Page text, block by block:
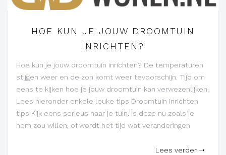
HOE KUN JE JOUW DROOMTUIN
INRICHTEN?
Hoe kun je jouw droomtuin inrichten? De temperaturen
stijgen weer en de zon komt weer tevoorschijn. Tijd om
eens te kijken hoe je jouw droomtuin kan verwezenlijken.
Lees hieronder enkele leuke tips Droomtuin inrichten
tips Kijk eens serieus naar je tuin, is deze nu zoals je
hem zou willen, of wordt het tijd wat veranderingen
Lees verder ➝